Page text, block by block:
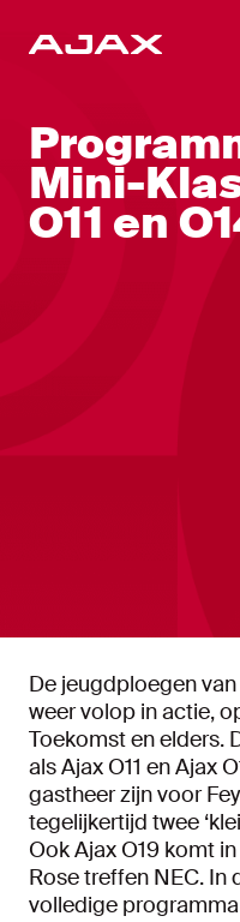
Mini-
O11 en
De jeugdploegen
weer volop in actie,
Toekomst en elders.
als Ajax O11 en Ajax
gastheer zijn voor
tegelijkertijd twee
Ook Ajax O19 komt
Rose treffen NEC. In
volledige